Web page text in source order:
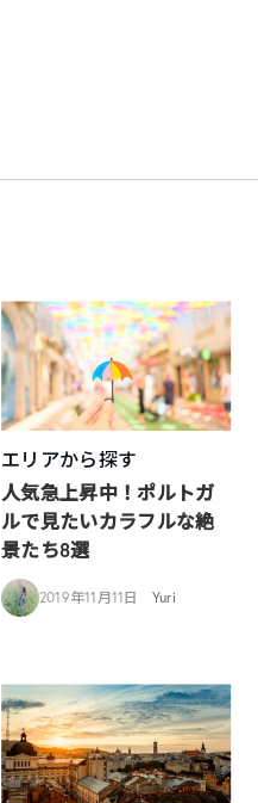
エリアから探す
人気急上昇中！ポルトガ
ルで見たいカラフルな絶
景たち8選
2019年11月11日 Yuri